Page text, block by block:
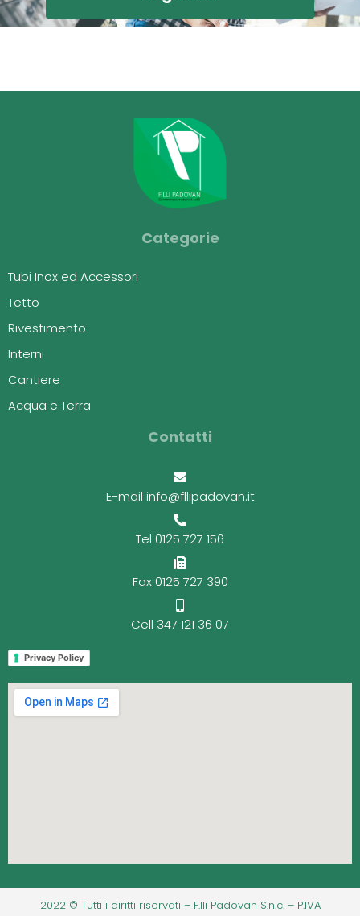
Categorie
Tubi Inox ed Accessori
Tetto
Rivestimento
Interni
Cantiere
Acqua e Terra
Contatti
E-mail info@fllipadovan.it
Tel 0125 727 156
Fax 0125 727 390
Cell 347 121 36 07
Privacy Policy
2022 © Tutti i diritti riservati – F.lli Padovan S.n.c. – P.IVA